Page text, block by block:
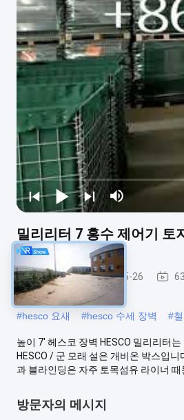
밀리리터 7 홍수 제어기 토
군 장벽 2021-05-26
#hesco 요새 #hesco 수세 장벽 #
높이 7' 헤스코 장벽 HESCO 밀리리터
HESCO / 군 모래 설은 개비온 박스입
과 블라인딩은 자주 토목섬유 라이너 때
방문자의 메시지